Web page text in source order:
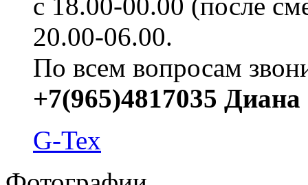
20.00-06.00.
По всем вопросам
+7(965)4817035 Диана
G-Tex